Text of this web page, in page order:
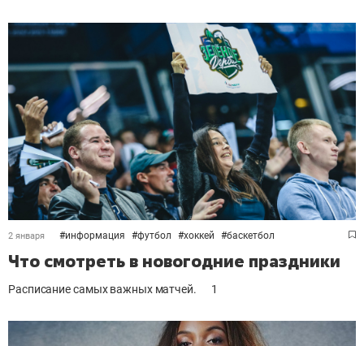
2 января #информация #футбол #хоккей #баскетбол
Что смотреть в новогодние праздники
Расписание самых важных матчей. 1